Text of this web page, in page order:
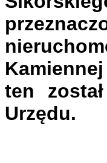
ten
Urzędu.